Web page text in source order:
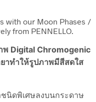
with our Moon Phases /
from PENNELLO.
พ Digital Chromogenic
าทำให้รูปภาพมีสีสดใส
นิดพิเศษลงบนกระดาษ